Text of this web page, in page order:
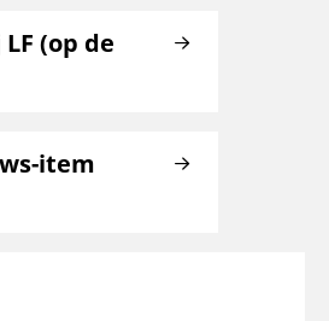
(op de
item